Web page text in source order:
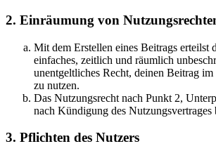
2. Einräumung von
Mit dem Erstellen eines Beitrags erteilst
einfaches, zeitlich und räumlich
unentgeltliches Recht, deinen Beitrag im
zu nutzen.
Das Nutzungsrecht nach Punkt 2,
nach Kündigung des Nutzungsvertrages
3. Pflichten des Nutzers